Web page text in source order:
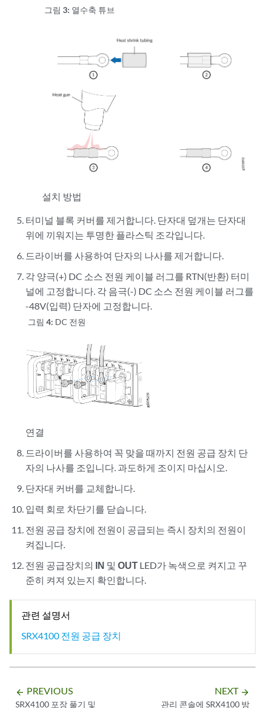
그림 3: 열수축 튜브
설치 방법
터미널 블록 커버를 제거합니다. 단자대 덮개는 단자대
위에 끼워지는 투명한 플라스틱 조각입니다.
드라이버를 사용하여 단자의 나사를 제거합니다.
각 양극(+) DC 소스 전원 케이블 러그를 RTN(반환) 터미
널에 고정합니다. 각 음극(-) DC 소스 전원 케이블 러그를
-48V(입력) 단자에 고정합니다.
그림 4: DC 전원
연결
드라이버를 사용하여 꼭 맞을 때까지 전원 공급 장치 단
자의 나사를 조입니다. 과도하게 조이지 마십시오.
단자대 커버를 교체합니다.
입력 회로 차단기를 닫습니다.
전원 공급 장치에 전원이 공급되는 즉시 장치의 전원이
켜집니다.
전원 공급장치의 IN 및OUT LED가 녹색으로 켜지고 꾸
준히 켜져 있는지 확인합니다.
관련 설명서
SRX4100 전원 공급 장치
arrow_backward PREVIOUS
SRX4100 포장 풀기 및
NEXT arrow_forward
관리 콘솔에 SRX4100 방